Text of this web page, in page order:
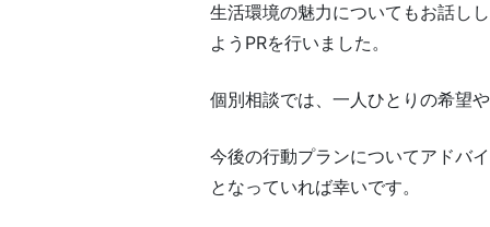
生活環境の魅力についてもお話し
ようPRを行いました。
個別相談では、一人ひとりの希望
今後の行動プランについてアドバ
となっていれば幸いです。